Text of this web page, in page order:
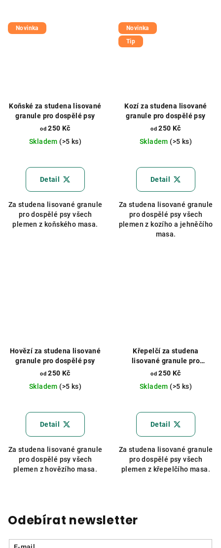
Novinka
Koňské za studena lisované
granule pro dospělé psy
od 250 Kč
Skladem (>5 ks)
Detail
Za studena lisované granule
pro dospělé psy všech
plemen z koňského masa.
Novinka
Tip
Kozí za studena lisované
granule pro dospělé psy
od 250 Kč
Skladem (>5 ks)
hodnocení
produktu
z
5
hvězdiček.
Detail
Za studena lisované granule
pro dospělé psy všech
plemen z kozího a jehněčího
masa.
Hovězí za studena lisované
granule pro dospělé psy
od 250 Kč
Skladem (>5 ks)
hodnocení
produktu
z
5
hvězdiček.
Detail
Za studena lisované granule
pro dospělé psy všech
plemen z hovězího masa.
Křepelčí za studena
lisované granule pro
dospělé psy
od 250 Kč
Skladem (>5 ks)
Detail
Za studena lisované granule
pro dospělé psy všech
plemen z křepelčího masa.
Odebírat newsletter